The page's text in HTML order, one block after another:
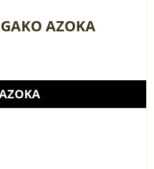
AZOKA